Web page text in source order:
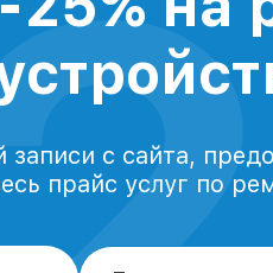
с сайта,
прайс услуг по